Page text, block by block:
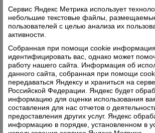
патриотическом мероприятии,
памяти воинов-земляков
Такие мероприятия сейчас очень
подрастающему поколению.
молодежь должна знать о тех,
жизни за нашу страну, за нас
наша история. Каким будет
подрастающего поколения,
завтрашний день.
Сервис Яндекс Метрика использует
небольшие текстовые файлы,
пользователей с целью анализа их
активности.
Собранная при помощи cookie
идентифицировать вас, однако может
работу нашего сайта. Информация об
данного сайта, собранная при помощи
передаваться Яндексу и храниться на
Российской Федерации. Яндекс будет
информацию для оценки использования
составления для нас отчетов о
предоставления других услуг. Яндекс
информацию в порядке, установленном в